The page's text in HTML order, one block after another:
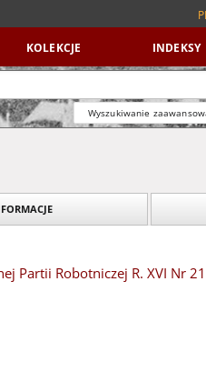
KOLEKCJE INDEKSY
Wyszukiwanie
Partii Robotniczej R. XVI Nr